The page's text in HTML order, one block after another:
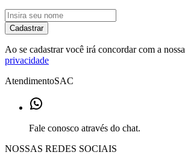
Cadastrar
Ao se cadastrar você irá concordar com a nossa
privacidade
AtendimentoSAC
Fale conosco através do chat.
NOSSAS REDES SOCIAIS